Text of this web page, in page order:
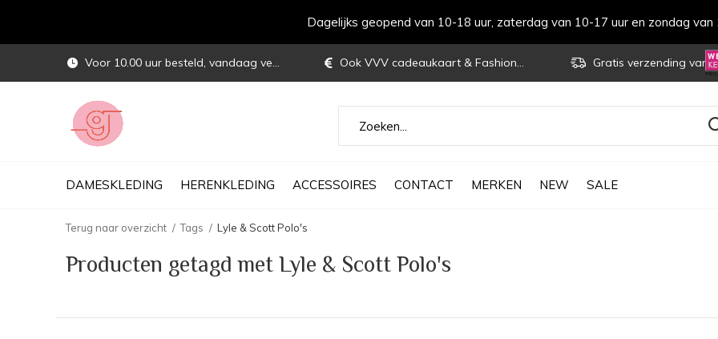
DAMESKLEDING HERENKLEDING ACCESSOIRES CONTACT MERKEN NEW SALE
Voor 10.00 uur besteld, vandaag verstuurd Ook VVV cadeaukaart & Fashioncheque Gratis verzending vanaf €
Dagelijks geopend van 10-18 uur, zaterdag van 10-17 uur en zondag van
Terug naar overzicht Tags Lyle & Scott Polo's
Producten getagd met Lyle & Scott Polo's